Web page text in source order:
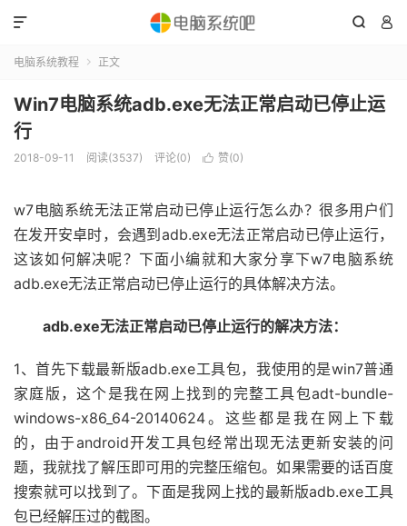
 

电脑系统教程  正文
Win7电脑系统adb.exe无法正常启动已停止运
行
2018-09-11 阅读(3537) 评论(0)  赞(0)
w7电脑系统无法正常启动已停止运行怎么办？很多用户们
在发开安卓时，会遇到adb.exe无法正常启动已停止运行，
这该如何解决呢？下面小编就和大家分享下w7电脑系统
adb.exe无法正常启动已停止运行的具体解决方法。
adb.exe无法正常启动已停止运行的解决方法：
1、首先下载最新版adb.exe工具包，我使用的是win7普通
家庭版，这个是我在网上找到的完整工具包adt-bundle-
windows-x86_64-20140624。这些都是我在网上下载
的，由于android开发工具包经常出现无法更新安装的问
题，我就找了解压即可用的完整压缩包。如果需要的话百度
搜索就可以找到了。下面是我网上找的最新版adb.exe工具
包已经解压过的截图。